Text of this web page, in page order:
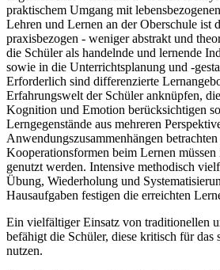
praktischem Umgang mit
Lehren und Lernen an der Oberschule ist
praxisbezogen - weniger abstrakt und
die Schüler als handelnde und lernende
sowie in die Unterrichtsplanung und -
Erforderlich sind differenzierte
Erfahrungswelt der Schüler anknüpfen,
Kognition und Emotion berücksichtigen
Lerngegenstände aus mehreren
Anwendungszusammenhängen
Kooperationsformen beim Lernen
genutzt werden. Intensive methodisch
Übung, Wiederholung und
Hausaufgaben festigen die erreichten
Ein vielfältiger Einsatz von traditionellen
befähigt die Schüler, diese kritisch für das
nutzen.